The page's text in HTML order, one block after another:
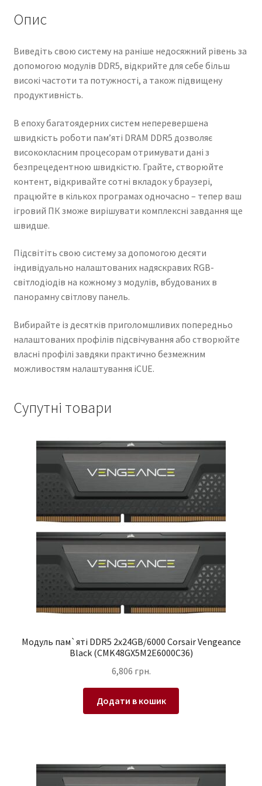
Опис
Виведіть свою систему на раніше недосяжний рівень за
допомогою модулів DDR5, відкрийте для себе більш
високі частоти та потужності, а також підвищену
продуктивність.
В епоху багатоядерних систем неперевершена
швидкість роботи пам’яті DRAM DDR5 дозволяє
висококласним процесорам отримувати дані з
безпрецедентною швидкістю. Грайте, створюйте
контент, відкривайте сотні вкладок у браузері,
працюйте в кількох програмах одночасно – тепер ваш
ігровий ПК зможе вирішувати комплексні завдання ще
швидше.
Підсвітіть свою систему за допомогою десяти
індивідуально налаштованих надяскравих RGB-
світлодіодів на кожному з модулів, вбудованих в
панорамну світлову панель.
Вибирайте із десятків приголомшливих попередньо
налаштованих профілів підсвічування або створюйте
власні профілі завдяки практично безмежним
можливостям налаштування iCUE.
Супутні товари
Модуль пам`ятi DDR5 2x24GB/6000 Corsair Vengeance
Black (CMK48GX5M2E6000C36)
6,806 грн.
Додати в кошик